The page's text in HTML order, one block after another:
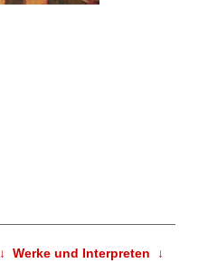
↓ Werke und Interpreten ↓